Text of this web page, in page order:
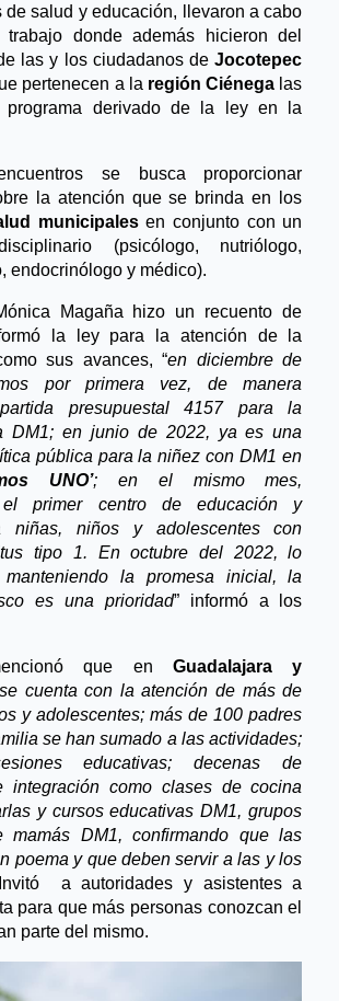
de salud y educación, llevaron a cabo
donde además hicieron del
las y los ciudadanos de Jocotepec
pertenecen a la región Ciénega las
programa derivado de la ley en la
se busca proporcionar
municipales en conjunto con un
(psicólogo, nutriólogo,
endocrinólogo y médico).
Magaña hizo un recuento de
la ley para la atención de la
sus avances, “en diciembre de
por primera vez, de manera
presupuestal 4157 para la
DM1; en junio de 2022, ya es una
pública para la niñez con DM1 en
UNO’; en el mismo mes,
el primer centro de educación y
niñas, niños y adolescentes con
tipo 1. En octubre del 2022, lo
manteniendo la promesa inicial, la
es una prioridad” informó a los
que en Guadalajara y
cuenta con la atención de más de
y adolescentes; más de 100 padres
se han sumado a las actividades;
educativas; decenas de
integración como clases de cocina
y cursos educativas DM1, grupos
mamás DM1, confirmando que las
poema y que deben servir a las y los
a autoridades y asistentes a
para que más personas conozcan el
parte del mismo.